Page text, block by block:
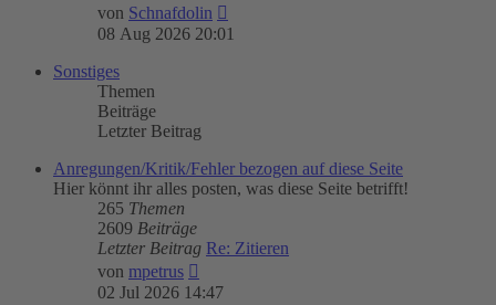
von Schnafdolin
Beitrag
08 Aug 2026 20:01
Sonstiges
Themen
Beiträge
Letzter Beitrag
Anregungen/Kritik/Fehler bezogen auf diese Seite
Hier könnt ihr alles posten, was diese Seite betrifft!
265 Themen
2609 Beiträge
Letzter Beitrag Re: Zitieren
von mpetrus
Beitrag
02 Jul 2026 14:47